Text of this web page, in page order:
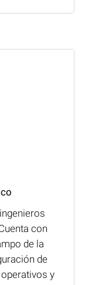
con
de la
de
y